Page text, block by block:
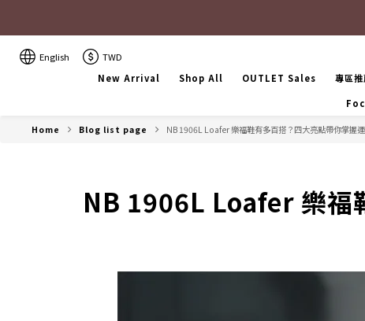
English TWD
New Arrival
Shop All OUTLET Sales 專區推
Home Blog list page NB 1906L Loafer 樂福鞋有多百搭？四大亮點帶你掌握
NB 1906L Loafer 樂福